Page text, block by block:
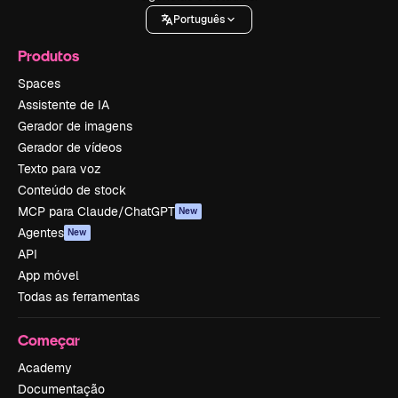
Português
Produtos
Spaces
Assistente de IA
Gerador de imagens
Gerador de vídeos
Texto para voz
Conteúdo de stock
MCP para Claude/ChatGPT New
Agentes New
API
App móvel
Todas as ferramentas
Começar
Academy
Documentação